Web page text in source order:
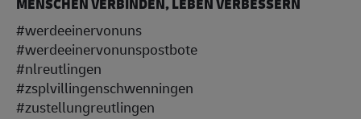
MENSCHEN VERBINDEN, LEBEN VERBESSERN
#werdeeinervonuns
#werdeeinervonunspostbote
#nlreutlingen
#zsplvillingenschwenningen
#zustellungreutlingen